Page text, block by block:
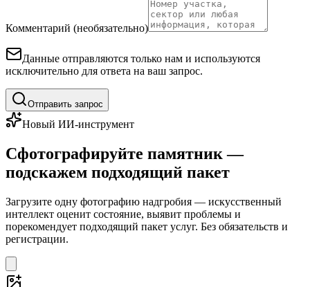
Комментарий (необязательно)
Данные отправляются только нам и используются
исключительно для ответа на ваш запрос.
Отправить запрос
Новый ИИ-инструмент
Сфотографируйте памятник —
подскажем подходящий пакет
Загрузите одну фотографию надгробия — искусственный
интеллект оценит состояние, выявит проблемы и
порекомендует подходящий пакет услуг. Без обязательств и
регистрации.